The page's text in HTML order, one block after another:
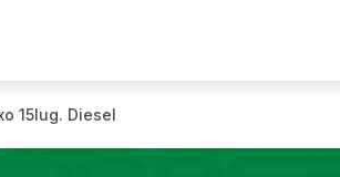
15lug. Diesel